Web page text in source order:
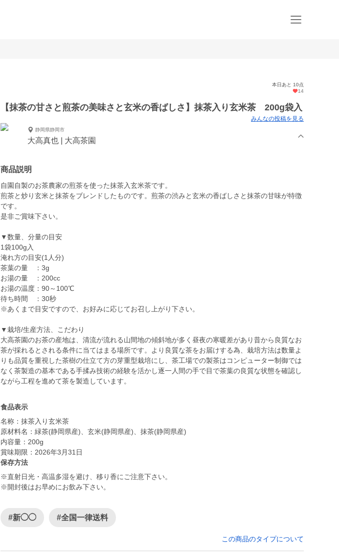
本日あと 10点
14
【抹茶の甘さと煎茶の美味さと玄米の香ばしさ】抹茶入り玄米茶 200g袋入
みんなの投稿を見る
静岡県静岡市
大高真也 | 大高茶園
商品説明
自園自製のお茶農家の煎茶を使った抹茶入玄米茶です。
煎茶と炒り玄米と抹茶をブレンドしたものです。煎茶の渋みと玄米の香ばしさと抹茶の甘味が特徴
です。
是非ご賞味下さい。
▼数量、分量の目安
1袋100g入
淹れ方の目安(1人分)
茶葉の量 ：3g
お湯の量 ：200cc
お湯の温度：90～100℃
待ち時間 ：30秒
※あくまで目安ですので、お好みに応じてお召し上がり下さい。
▼栽培/生産方法、こだわり
大高茶園のお茶の産地は、清流が流れる山間地の傾斜地が多く昼夜の寒暖差があり昔から良質なお
茶が採れるとされる条件に当てはまる場所です。より良質な茶をお届けする為、栽培方法は数量よ
りも品質を重視した茶樹の仕立て方の芽重型栽培にし、茶工場での製茶はコンピューター制御では
なく茶製造の基本である手揉み技術の経験を活かし逐一人間の手で目で茶葉の良質な状態を確認し
ながら工程を進めて茶を製造しています。
食品表示
名称：抹茶入り玄米茶
原材料名：緑茶(静岡県産)、玄米(静岡県産)、抹茶(静岡県産)
内容量：200g
賞味期限：2026年3月31日
保存方法
※直射日光・高温多湿を避け、移り香にご注意下さい。
※開封後はお早めにお飲み下さい。
#新◯◯ #全国一律送料
この商品のタイプについて